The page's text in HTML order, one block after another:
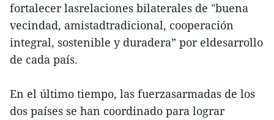
fortalecer lasrelaciones bilaterales de "buena
vecindad, amistadtradicional, cooperación
integral, sostenible y duradera” por eldesarrollo
de cada país.
En el último tiempo, las fuerzasarmadas de los
dos países se han coordinado para lograr